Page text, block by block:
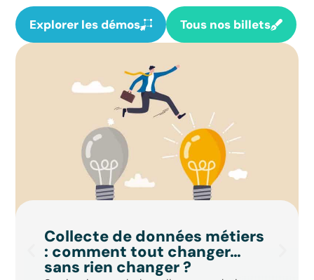
Explorer les démos Tous nos billets
Collecte de données métiers
: comment tout changer…
sans rien changer ?